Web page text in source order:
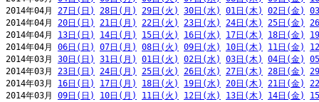
2014年04月 27日(日) 28日(月) 29日(火) 30日(水) 01日(木) 02日(金)
2014年04月 20日(日) 21日(月) 22日(火) 23日(水) 24日(木) 25日(金)
2014年04月 13日(日) 14日(月) 15日(火) 16日(水) 17日(木) 18日(金)
2014年04月 06日(日) 07日(月) 08日(火) 09日(水) 10日(木) 11日(金)
2014年03月 30日(日) 31日(月) 01日(火) 02日(水) 03日(木) 04日(金)
2014年03月 23日(日) 24日(月) 25日(火) 26日(水) 27日(木) 28日(金)
2014年03月 16日(日) 17日(月) 18日(火) 19日(水) 20日(木) 21日(金)
2014年03月 09日(日) 10日(月) 11日(火) 12日(水) 13日(木) 14日(金)